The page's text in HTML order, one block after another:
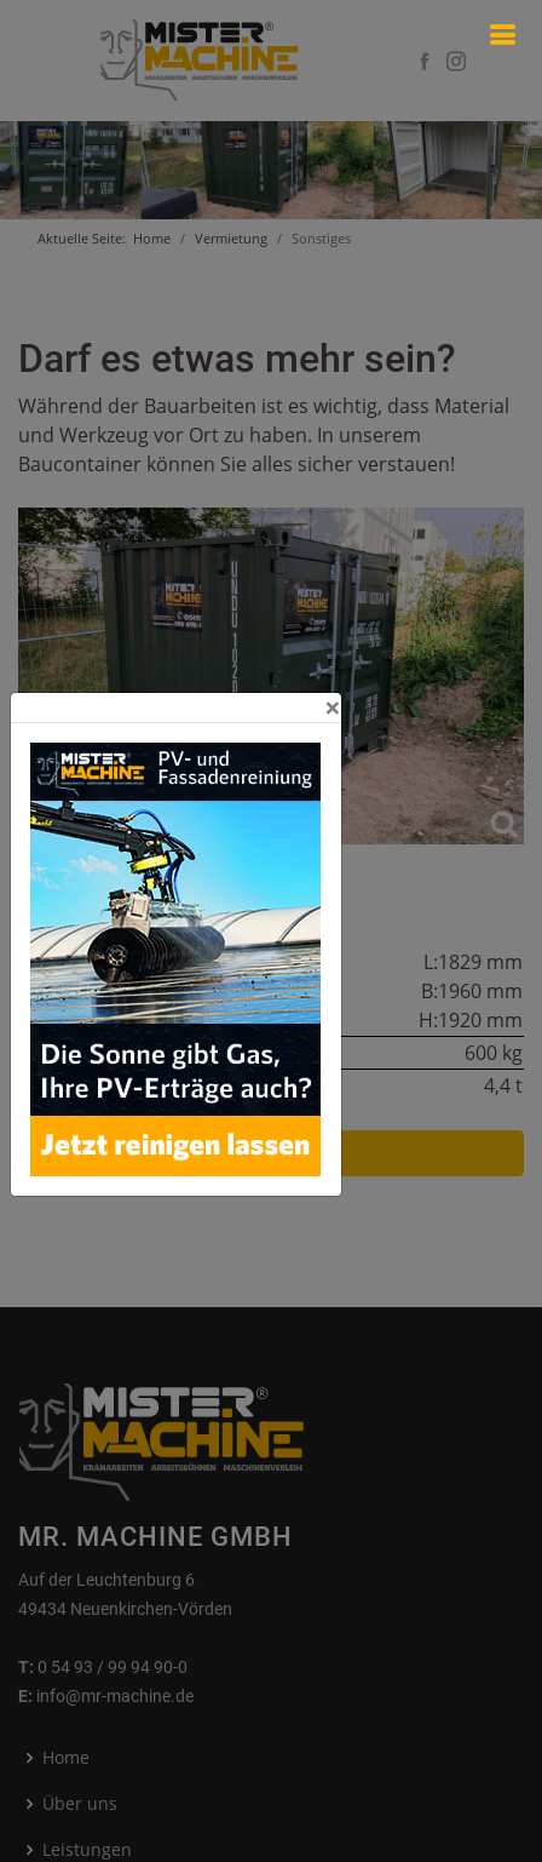
Aktuelle Seite: Home Vermietung Sonstiges
Darf es etwas mehr sein?
Während der Bauarbeiten ist es wichtig, dass Material
und Werkzeug vor Ort zu haben. In unserem
Baucontainer können Sie alles sicher verstauen!
Technische Daten:
Außenmaße:
L:1829 mm
B:1960 mm
H:1920 mm
Eigengewicht:
600 kg
Zuladung:
4,4 t
Jetzt anfragen
MR. MACHINE GMBH
Auf der Leuchtenburg 6
49434 Neuenkirchen-Vörden
T: 0 54 93 / 99 94 90-0
E: info@mr-machine.de
Home
Über uns
Leistungen
×